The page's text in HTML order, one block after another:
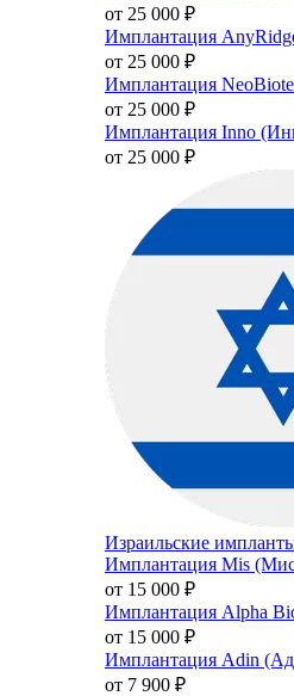
от 25 000 ₽
Имплантация
от 25 000 ₽
Имплантация
от 25 000 ₽
Имплантация Inno
от 25 000 ₽
Израильские
Имплантация Mis
от 15 000 ₽
Имплантация Alpha
от 15 000 ₽
Имплантация Adin
от 7 900 ₽